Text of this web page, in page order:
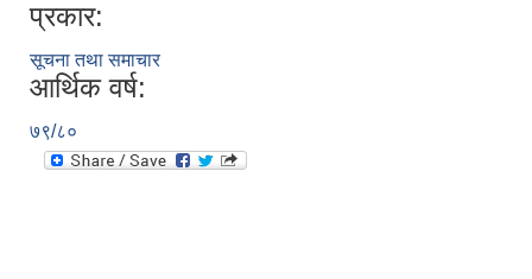
प्रकार:
सूचना तथा समाचार
आर्थिक वर्ष:
७९/८०